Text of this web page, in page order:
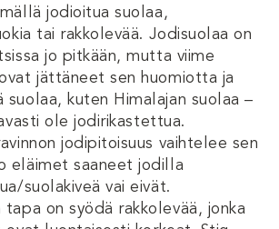
jodioitua suolaa,
tai rakkolevää. Jodisuolaa on
jo pitkään, mutta viime
jättäneet sen huomiotta ja
suolaa, kuten Himalajan suolaa –
ole jodirikastettua.
jodipitoisuus vaihtelee sen
eläimet saaneet jodilla
suolakiveä vai eivät.
tapa on syödä rakkolevää, jonka